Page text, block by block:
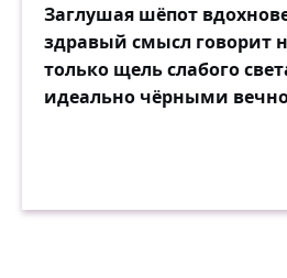
Заглушая шёпот
здравый смысл говорит
только щель слабого
идеально чёрными